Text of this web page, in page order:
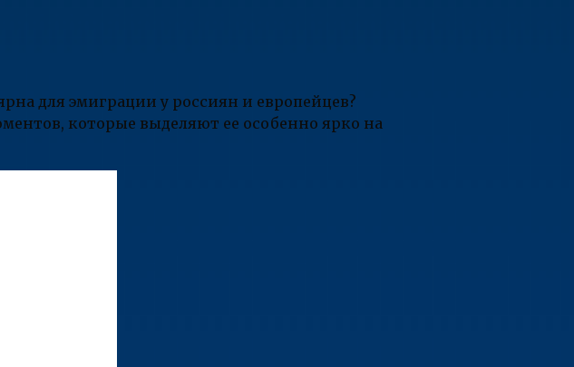
для эмиграции у россиян и европейцев?
которые выделяют ее особенно ярко на